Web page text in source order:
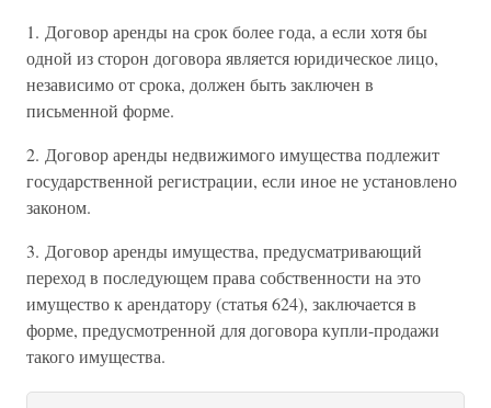
1. Договор аренды на срок более года, а если хотя бы
одной из сторон договора является юридическое лицо,
независимо от срока, должен быть заключен в
письменной форме.
2. Договор аренды недвижимого имущества подлежит
государственной регистрации, если иное не установлено
законом.
3. Договор аренды имущества, предусматривающий
переход в последующем права собственности на это
имущество к арендатору (статья 624), заключается в
форме, предусмотренной для договора купли-продажи
такого имущества.